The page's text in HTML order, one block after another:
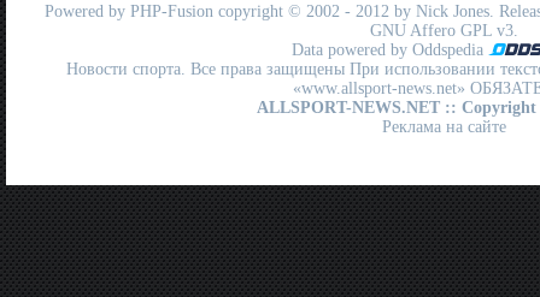
Powered by PHP-Fusion copyright © 2002 - 2012 by Nick Jones.
GNU Affero GPL v3.
Data powered by Oddspedia
Новости спорта. Все права защищены При использовании
«www.allsport-news.net»
ALLSPORT-NEWS.NET :: Copyright
Реклама на сайте